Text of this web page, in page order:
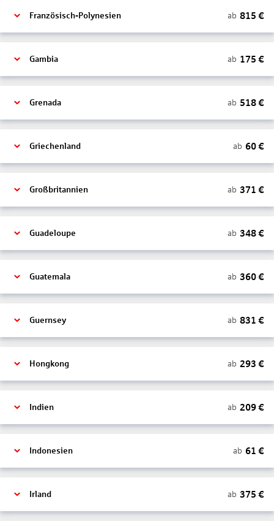
Französisch-Polynesien ab 815 €
Gambia ab 175 €
Grenada ab 518€
Griechenland ab 60€
Großbritannien ab 371 €
Guadeloupe ab 348€
Guatemala ab 360€
Guernsey ab 831 €
Hongkong ab 293 €
Indien ab 209€
Indonesien ab 61 €
Irland ab 375 €